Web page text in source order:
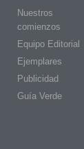
Nuestros
comienzos
Equipo Editorial
Ejemplares
Publicidad
Guía Verde